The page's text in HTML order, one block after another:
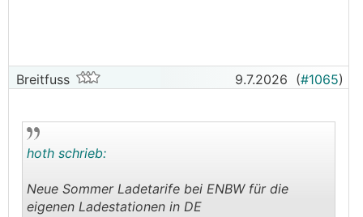
Breitfuss 9.7.2026 (#1065)
hoth schrieb:
Neue Sommer Ladetarife bei ENBW für die
eigenen Ladestationen in DE